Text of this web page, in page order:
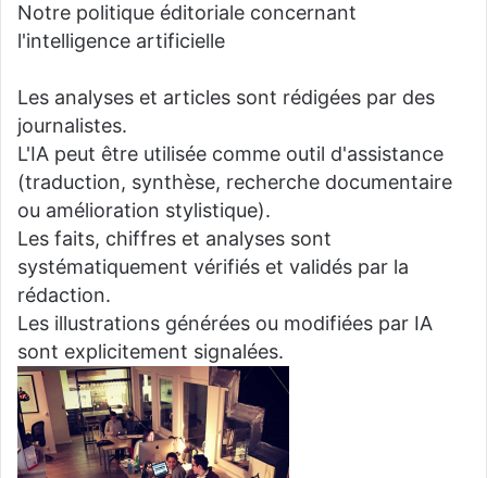
Notre politique éditoriale concernant
l'intelligence artificielle
Les analyses et articles sont rédigées par des
journalistes.
L'IA peut être utilisée comme outil d'assistance
(traduction, synthèse, recherche documentaire
ou amélioration stylistique).
Les faits, chiffres et analyses sont
systématiquement vérifiés et validés par la
rédaction.
Les illustrations générées ou modifiées par IA
sont explicitement signalées.